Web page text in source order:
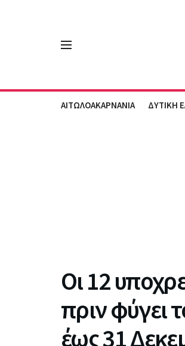
ΑΙΤΩΛΟΑΚΑΡΝΑΝΙΑ ΔΥΤΙΚΗ
Οι 12
πριν φύγει
έως 31